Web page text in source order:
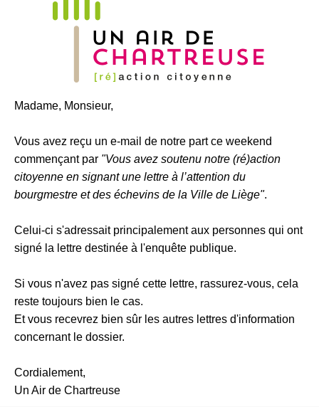
Madame, Monsieur,
Vous avez reçu un e-mail de notre part ce weekend
commençant par "Vous avez soutenu notre (ré)action
citoyenne en signant une lettre à l’attention du
bourgmestre et des échevins de la Ville de Liège".
Celui-ci s'adressait principalement aux personnes qui ont
signé la lettre destinée à l'enquête publique.
Si vous n'avez pas signé cette lettre, rassurez-vous, cela
reste toujours bien le cas.
Et vous recevrez bien sûr les autres lettres d'information
concernant le dossier.
Cordialement,
Un Air de Chartreuse